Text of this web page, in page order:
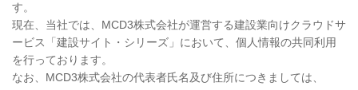
す。
現在、当社では、MCD3株式会社が運営する建設業向けクラウドサ
ービス「建設サイト・シリーズ」において、個人情報の共同利用
を行っております。
なお、MCD3株式会社の代表者氏名及び住所につきましては、